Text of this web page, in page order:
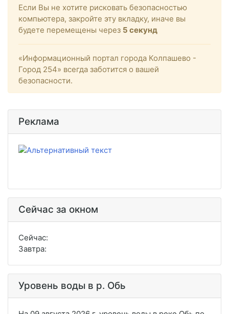
Если Вы не хотите рисковать безопасностью
компьютера, закройте эту вкладку, иначе вы
будете перемещены через 5 секунд
«Информационный портал города Колпашево -
Город 254» всегда заботится о вашей
безопасности.
Реклама
Сейчас за окном
Сейчас:
Завтра:
Уровень воды в р. Обь